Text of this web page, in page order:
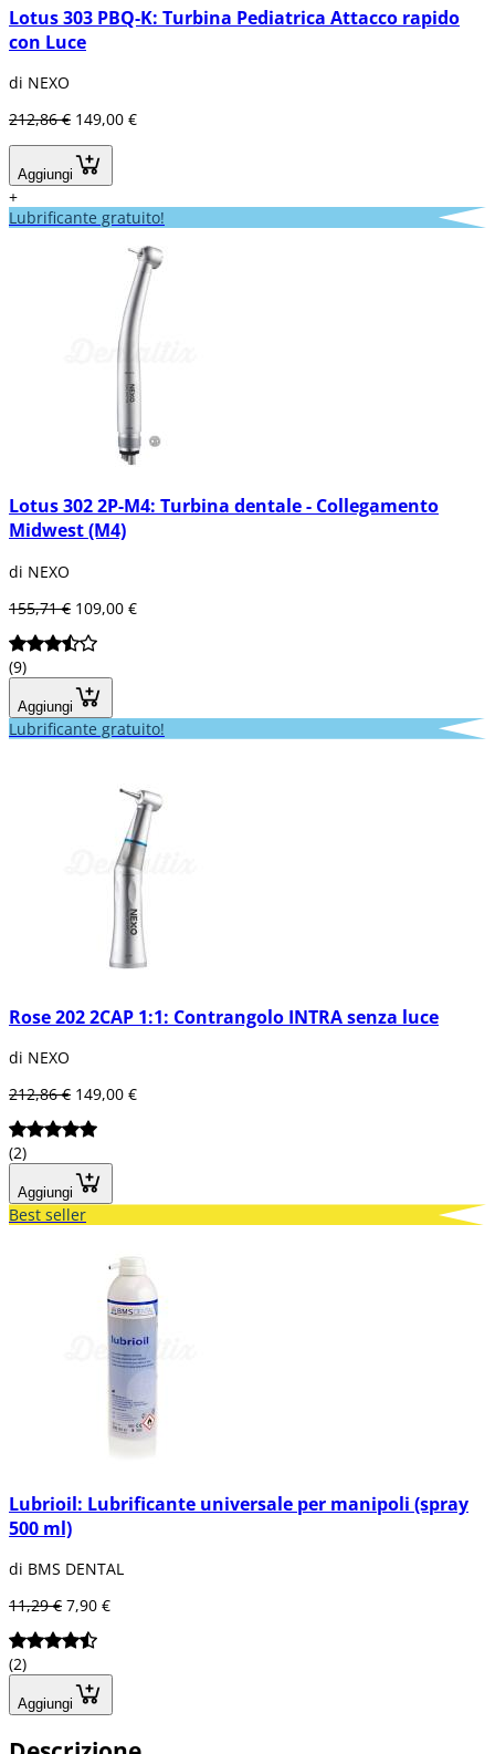
Lotus 303 PBQ-K: Turbina Pediatrica Attacco rapido
con Luce
di NEXO
212,86 € 149,00 €
Aggiungi
+
Lubrificante gratuito!
Lotus 302 2P-M4: Turbina dentale - Collegamento
Midwest (M4)
di NEXO
155,71 € 109,00 €
(9)
Aggiungi
Lubrificante gratuito!
Rose 202 2CAP 1:1: Contrangolo INTRA senza luce
di NEXO
212,86 € 149,00 €
(2)
Aggiungi
Best seller
Lubrioil: Lubrificante universale per manipoli (spray
500 ml)
di BMS DENTAL
11,29 € 7,90 €
(2)
Aggiungi